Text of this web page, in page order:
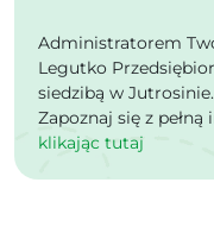
Administratorem
Legutko
siedzibą w Jutrosinie.
Zapoznaj się z
klikając tutaj